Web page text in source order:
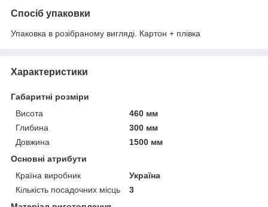
Спосіб упаковки
Упаковка в розібраному вигляді. Картон + плівка
Характеристики
Габаритні розміри
Висота
460 мм
Глибина
300 мм
Довжина
1500 мм
Основні атрибути
Країна виробник
Україна
Кількість посадочних місць
3